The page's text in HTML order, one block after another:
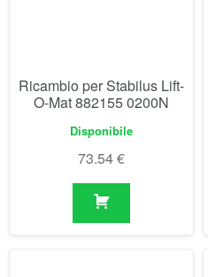
Ricambio per Stabilus Lift-
O-Mat 882155 0200N
Disponibile
73.54€